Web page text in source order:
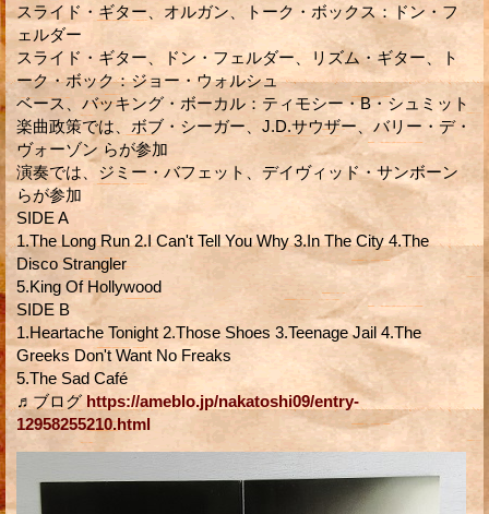
スライド・ギター、オルガン、トーク・ボックス：ドン・フ
ェルダー
スライド・ギター、ドン・フェルダー、リズム・ギター、ト
ーク・ボック：ジョー・ウォルシュ
ベース、バッキング・ボーカル：ティモシー・B・シュミット
楽曲政策では、ボブ・シーガー、J.D.サウザー、バリー・デ・
ヴォーゾン らが参加
演奏では、ジミー・バフェット、デイヴィッド・サンボーン
らが参加
SIDE A
1.The Long Run 2.I Can't Tell You Why 3.In The City 4.The
Disco Strangler
5.King Of Hollywood
SIDE B
1.Heartache Tonight 2.Those Shoes 3.Teenage Jail 4.The
Greeks Don't Want No Freaks
5.The Sad Café
♬ブログ https://ameblo.jp/nakatoshi09/entry-
12958255210.html